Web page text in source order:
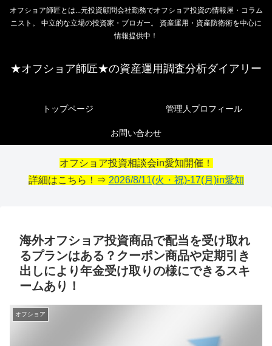
オフショア師匠とは...元投資顧問会社勤務でオフショア投資の情報屋・コラム
ニスト。 中立的な立場の投資家・ブロガー。 資産運用・資産防衛術を中心に
情報提供中！
★オフショア師匠★の資産運用調査分析ダイアリー
トップページ 管理人プロフィール
お問い合わせ
オフショア投資相談会in愛知開催！
詳細はこちら！⇒ 2026/8/11(火・祝)-17(月)in愛知
海外オフショア投資商品で配当を受け取れ
るプランはある？クーポン商品や定期引き
出しにより年金受け取りの様にできるスキ
ームあり！
オフショア